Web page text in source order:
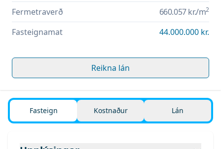
Fermetraverð 660.057 kr./m2
Fasteignamat 44.000.000 kr.
Reikna lán
Fasteign Kostnaður Lán